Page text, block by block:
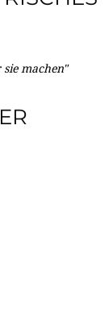
machen"